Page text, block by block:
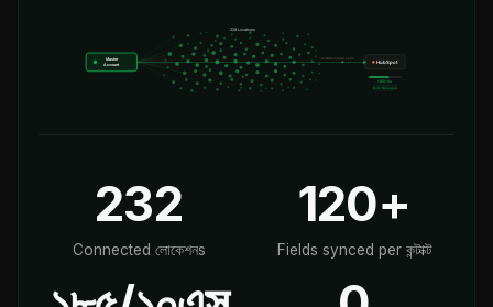
232
Connected লোকেশনs
120+
Fields synced per কন্টাক্ট